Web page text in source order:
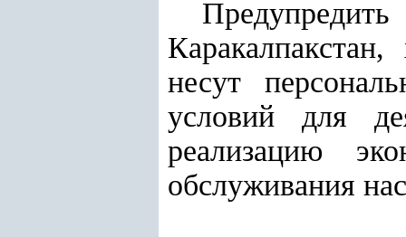
несут
условий для
реализацию
обслуживания